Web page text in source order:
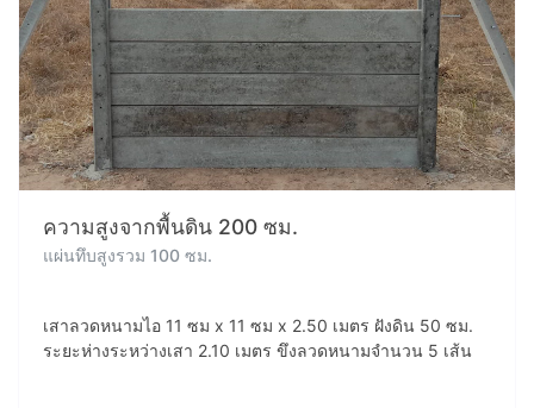
ความสูงจากพื้นดิน 200 ซม.
แผ่นทึบสูงรวม 100 ซม.
เสาลวดหนามไอ 11 ซม x 11 ซม x 2.50 เมตร ฝังดิน 50 ซม.
ระยะห่างระหว่างเสา 2.10 เมตร ขึงลวดหนามจำนวน 5 เส้น